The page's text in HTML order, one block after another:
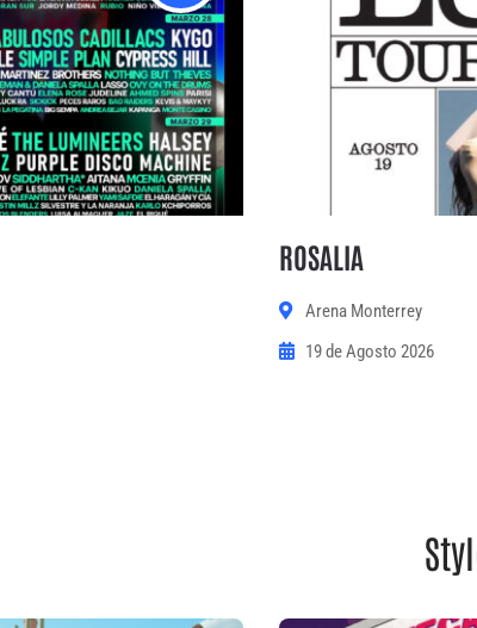
ROSALIA
Arena Monterrey
19 de Agosto 2026